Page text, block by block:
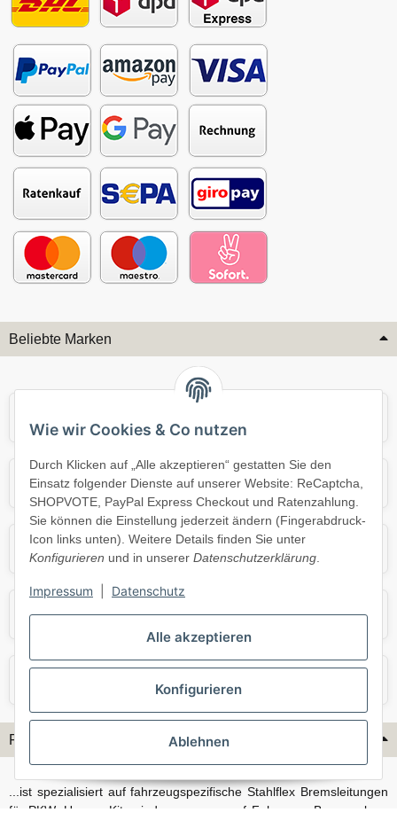
Alle akzeptieren
Konfigurieren
Ablehnen
Wie wir Cookies & Co nutzen
Durch Klicken auf „Alle akzeptieren“ gestatten Sie den
Einsatz folgender Dienste auf unserer Website: ReCaptcha,
SHOPVOTE, PayPal Express Checkout und Ratenzahlung.
Sie können die Einstellung jederzeit ändern (Fingerabdruck-
Icon links unten). Weitere Details finden Sie unter
Konfigurieren und in unserer Datenschutzerklärung.
Impressum Datenschutz
Beliebte Marken
Mercedes Mini
Opel Porsche
Skoda Smart
Flex-Hydraulik...
...ist spezialisiert auf fahrzeugspezifische Stahlflex Bremsleitungen
für PKW. Unsere Kits sind passgenau auf Fahrzeug, Bremsanlage